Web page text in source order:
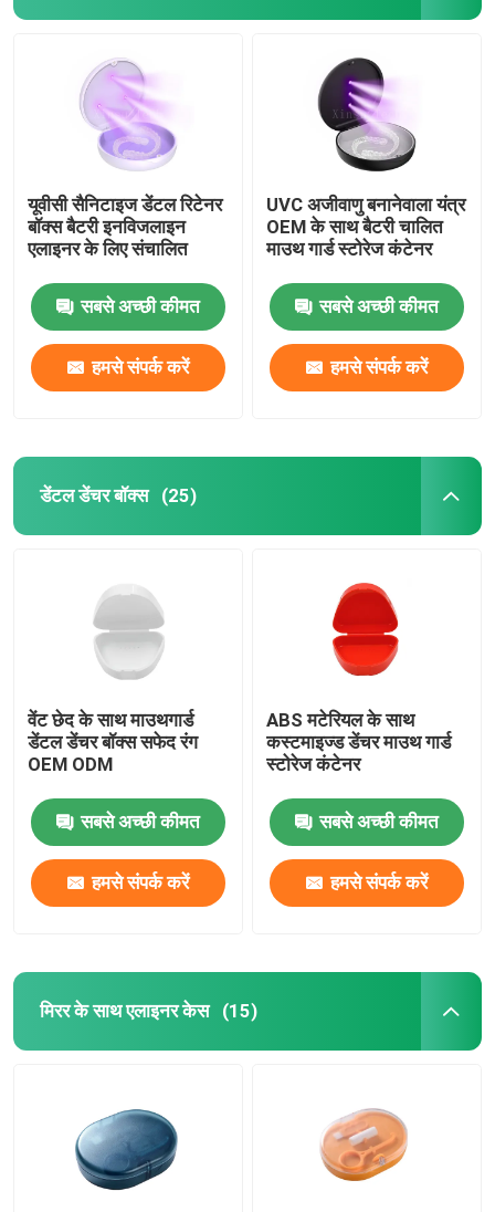
लार बेदखलदार भागों
दंत उपभोग्य
यूवीसी सैनिटाइज डेंटल रिटेनर
बॉक्स बैटरी इनविजलाइन
एलाइनर के लिए संचालित
सबसे अच्छी कीमत
हमसे संपर्क करें
UVC अजीवाणु बनानेवाला यंत्र
OEM के साथ बैटरी चालित
माउथ गार्ड स्टोरेज कंटेनर
सबसे अच्छी कीमत
हमसे संपर्क करें
डेंटल डेंचर बॉक्स (25)
वेंट छेद के साथ माउथगार्ड
डेंटल डेंचर बॉक्स सफेद रंग
OEM ODM
सबसे अच्छी कीमत
हमसे संपर्क करें
ABS मटेरियल के साथ
कस्टमाइज्ड डेंचर माउथ गार्ड
स्टोरेज कंटेनर
सबसे अच्छी कीमत
हमसे संपर्क करें
मिरर के साथ एलाइनर केस (15)